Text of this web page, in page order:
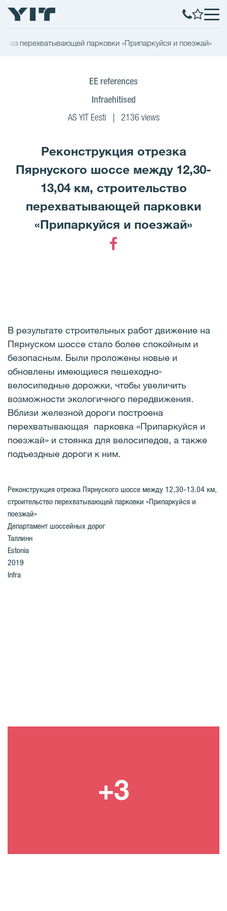
перехватывающей парковки «Припаркуйся и поезжай»
EE references
Infraehitised
AS YIT Eesti 2136 views
Реконструкция отрезка
Пярнуского шоссе между 12,30-
13,04 км, строительство
перехватывающей парковки
«Припаркуйся и поезжай»
В результате строительных работ движение на
Пярнуском шоссе стало более спокойным и
безопасным. Были проложены новые и
обновлены имеющиеся пешеходно-
велосипедные дорожки, чтобы увеличить
возможности экологичного передвижения.
Вблизи железной дороги построена
перехватывающая парковка «Припаркуйся и
поезжай» и стоянка для велосипедов, а также
подъездные дороги к ним.
Реконструкция отрезка Пярнуского шоссе между 12,30-13,04 км,
строительство перехватывающей парковки «Припаркуйся и
поезжай»
Департамент шоссейных дорог
Таллинн
Estonia
2019
Infra